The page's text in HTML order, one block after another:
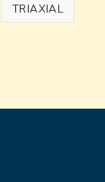
TRIAXIAL